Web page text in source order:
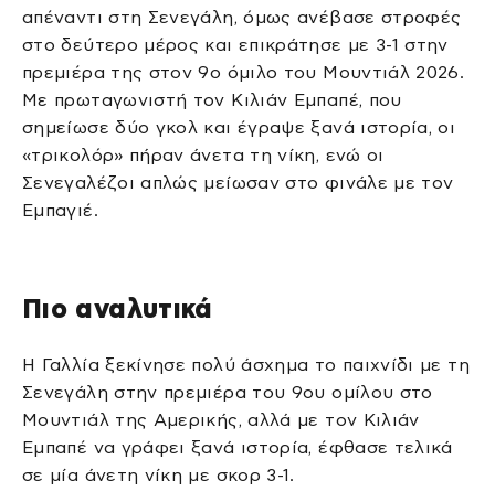
απέναντι στη Σενεγάλη, όμως ανέβασε στροφές
στο δεύτερο μέρος και επικράτησε με 3-1 στην
πρεμιέρα της στον 9ο όμιλο του Μουντιάλ 2026.
Με πρωταγωνιστή τον Κιλιάν Εμπαπέ, που
σημείωσε δύο γκολ και έγραψε ξανά ιστορία, οι
«τρικολόρ» πήραν άνετα τη νίκη, ενώ οι
Σενεγαλέζοι απλώς μείωσαν στο φινάλε με τον
Εμπαγιέ.
Πιο αναλυτικά
Η Γαλλία ξεκίνησε πολύ άσχημα το παιχνίδι με τη
Σενεγάλη στην πρεμιέρα του 9ου ομίλου στο
Μουντιάλ της Αμερικής, αλλά με τον Κιλιάν
Εμπαπέ να γράφει ξανά ιστορία, έφθασε τελικά
σε μία άνετη νίκη με σκορ 3-1.